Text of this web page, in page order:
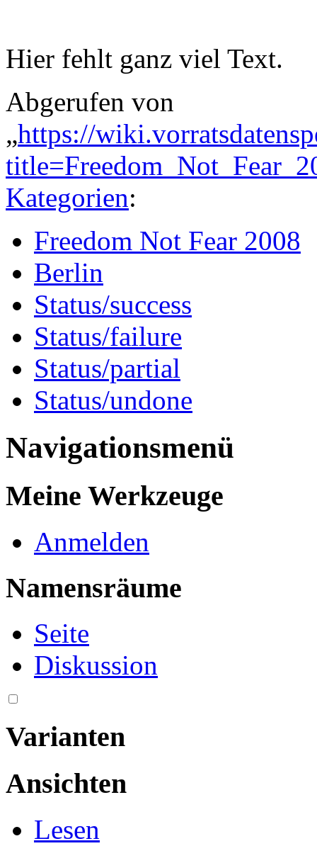
Hier fehlt ganz viel Text.
Abgerufen von
„https://
Kategorien:
Freedom Not Fear 2008
Berlin
Status/success
Status/failure
Status/partial
Status/undone
Navigationsmenü
Meine Werkzeuge
Anmelden
Namensräume
Seite
Diskussion
Varianten
Ansichten
Lesen